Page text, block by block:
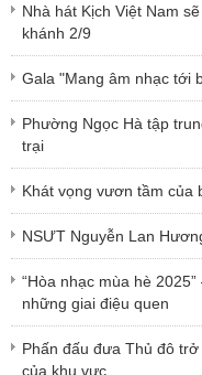
Nhà hát Kịch Việt Nam
khánh 2/9
Gala "Mang âm nhạc tới
Phường Ngọc Hà tập
trại
Khát vọng vươn tầm của
NSƯT Nguyễn Lan
“Hòa nhạc mùa hè
những giai điệu quen
Phấn đấu đưa Thủ đô
của khu vực